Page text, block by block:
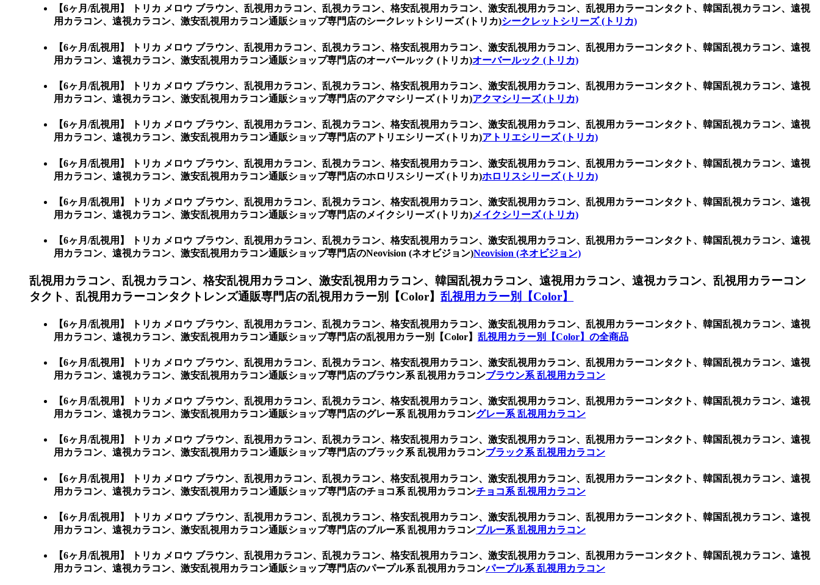
【6ヶ月/乱視用】 トリカ メロウ ブラウン、乱視用カラコン、乱視カラコン、格安乱視用カラコン、激安乱視用カラコン、乱視用カラーコンタクト、韓国乱視カラコン、遠視
用カラコン、遠視カラコン、激安乱視用カラコン通販ショップ専門店のシークレットシリーズ (トリカ)シークレットシリーズ (トリカ)
【6ヶ月/乱視用】 トリカ メロウ ブラウン、乱視用カラコン、乱視カラコン、格安乱視用カラコン、激安乱視用カラコン、乱視用カラーコンタクト、韓国乱視カラコン、遠視
用カラコン、遠視カラコン、激安乱視用カラコン通販ショップ専門店のオーバールック (トリカ)オーバールック (トリカ)
【6ヶ月/乱視用】 トリカ メロウ ブラウン、乱視用カラコン、乱視カラコン、格安乱視用カラコン、激安乱視用カラコン、乱視用カラーコンタクト、韓国乱視カラコン、遠視
用カラコン、遠視カラコン、激安乱視用カラコン通販ショップ専門店のアクマシリーズ (トリカ)アクマシリーズ (トリカ)
【6ヶ月/乱視用】 トリカ メロウ ブラウン、乱視用カラコン、乱視カラコン、格安乱視用カラコン、激安乱視用カラコン、乱視用カラーコンタクト、韓国乱視カラコン、遠視
用カラコン、遠視カラコン、激安乱視用カラコン通販ショップ専門店のアトリエシリーズ (トリカ)アトリエシリーズ (トリカ)
【6ヶ月/乱視用】 トリカ メロウ ブラウン、乱視用カラコン、乱視カラコン、格安乱視用カラコン、激安乱視用カラコン、乱視用カラーコンタクト、韓国乱視カラコン、遠視
用カラコン、遠視カラコン、激安乱視用カラコン通販ショップ専門店のホロリスシリーズ (トリカ)ホロリスシリーズ (トリカ)
【6ヶ月/乱視用】 トリカ メロウ ブラウン、乱視用カラコン、乱視カラコン、格安乱視用カラコン、激安乱視用カラコン、乱視用カラーコンタクト、韓国乱視カラコン、遠視
用カラコン、遠視カラコン、激安乱視用カラコン通販ショップ専門店のメイクシリーズ (トリカ)メイクシリーズ (トリカ)
【6ヶ月/乱視用】 トリカ メロウ ブラウン、乱視用カラコン、乱視カラコン、格安乱視用カラコン、激安乱視用カラコン、乱視用カラーコンタクト、韓国乱視カラコン、遠視
用カラコン、遠視カラコン、激安乱視用カラコン通販ショップ専門店のNeovision (ネオビジョン)Neovision (ネオビジョン)
乱視用カラコン、乱視カラコン、格安乱視用カラコン、激安乱視用カラコン、韓国乱視カラコン、遠視用カラコン、遠視カラコン、乱視用カラーコン
タクト、乱視用カラーコンタクトレンズ通販専門店の乱視用カラー別【Color】 乱視用カラー別【Color】
【6ヶ月/乱視用】 トリカ メロウ ブラウン、乱視用カラコン、乱視カラコン、格安乱視用カラコン、激安乱視用カラコン、乱視用カラーコンタクト、韓国乱視カラコン、遠視
用カラコン、遠視カラコン、激安乱視用カラコン通販ショップ専門店の乱視用カラー別【Color】 乱視用カラー別【Color】の全商品
【6ヶ月/乱視用】 トリカ メロウ ブラウン、乱視用カラコン、乱視カラコン、格安乱視用カラコン、激安乱視用カラコン、乱視用カラーコンタクト、韓国乱視カラコン、遠視
用カラコン、遠視カラコン、激安乱視用カラコン通販ショップ専門店のブラウン系 乱視用カラコンブラウン系 乱視用カラコン
【6ヶ月/乱視用】 トリカ メロウ ブラウン、乱視用カラコン、乱視カラコン、格安乱視用カラコン、激安乱視用カラコン、乱視用カラーコンタクト、韓国乱視カラコン、遠視
用カラコン、遠視カラコン、激安乱視用カラコン通販ショップ専門店のグレー系 乱視用カラコングレー系 乱視用カラコン
【6ヶ月/乱視用】 トリカ メロウ ブラウン、乱視用カラコン、乱視カラコン、格安乱視用カラコン、激安乱視用カラコン、乱視用カラーコンタクト、韓国乱視カラコン、遠視
用カラコン、遠視カラコン、激安乱視用カラコン通販ショップ専門店のブラック系 乱視用カラコンブラック系 乱視用カラコン
【6ヶ月/乱視用】 トリカ メロウ ブラウン、乱視用カラコン、乱視カラコン、格安乱視用カラコン、激安乱視用カラコン、乱視用カラーコンタクト、韓国乱視カラコン、遠視
用カラコン、遠視カラコン、激安乱視用カラコン通販ショップ専門店のチョコ系 乱視用カラコンチョコ系 乱視用カラコン
【6ヶ月/乱視用】 トリカ メロウ ブラウン、乱視用カラコン、乱視カラコン、格安乱視用カラコン、激安乱視用カラコン、乱視用カラーコンタクト、韓国乱視カラコン、遠視
用カラコン、遠視カラコン、激安乱視用カラコン通販ショップ専門店のブルー系 乱視用カラコンブルー系 乱視用カラコン
【6ヶ月/乱視用】 トリカ メロウ ブラウン、乱視用カラコン、乱視カラコン、格安乱視用カラコン、激安乱視用カラコン、乱視用カラーコンタクト、韓国乱視カラコン、遠視
用カラコン、遠視カラコン、激安乱視用カラコン通販ショップ専門店のパープル系 乱視用カラコンパープル系 乱視用カラコン